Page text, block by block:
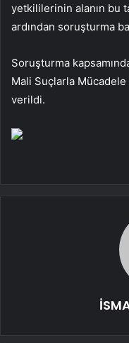
yetkililerinin alanın bu
ardından soruşturma
Soruşturma
Mali Suçlarla
verildi.